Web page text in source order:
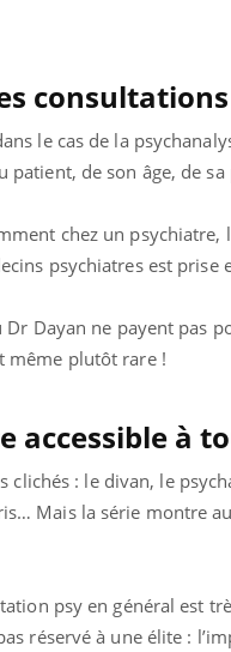
le cas de la
patient, de son âge, de
chez un psychiatre,
psychiatres est prise
Dayan ne payent pas
même plutôt rare !
accessible à
clichés : le divan, le
Mais la série montre
psy en général est
réservé à une élite :
en fer : comprendre
Youtube